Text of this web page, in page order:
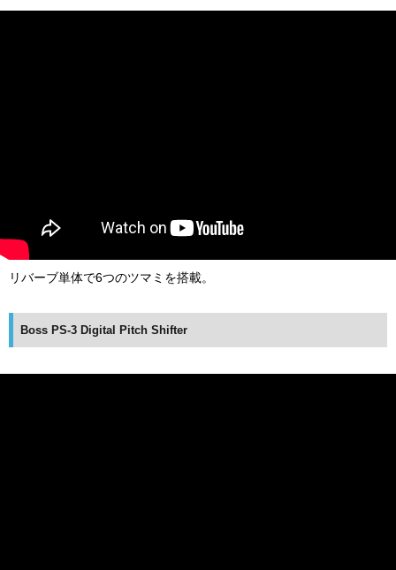
リバーブ単体で6つのツマミを搭載。
Boss PS-3 Digital Pitch Shifter